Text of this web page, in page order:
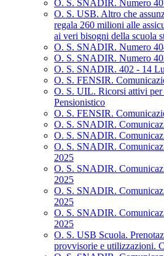
O. S. SNADIR. Numero
O. S. USB. Altro che
regala 260 milioni alle
ai veri bisogni della scuola
O. S. SNADIR. Numero
O. S. SNADIR. Numero
O. S. SNADIR. 402 - 14
O. S. FENSIR.
O. S. UIL. Ricorsi attivi
Pensionistico
O. S. FENSIR.
O. S. SNADIR.
O. S. SNADIR.
O. S. SNADIR.
2025
O. S. SNADIR.
2025
O. S. SNADIR.
2025
O. S. SNADIR.
2025
O. S. USB Scuola.
provvisorie e utilizzazioni.